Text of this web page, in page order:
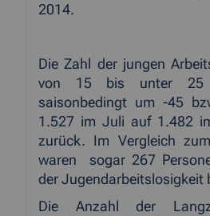
2014.
Die Zahl der jungen
von 15 bis unter 25
saisonbedingt um -45
1.527 im Juli auf 1.482
zurück. Im Vergleich
waren
sogar 267
der Jugendarbeitslosigkeit
Die Anzahl der